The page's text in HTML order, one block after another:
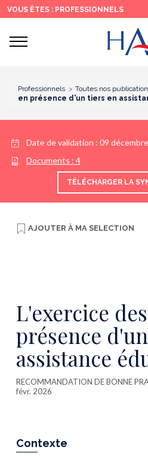
Recherche
Menu
principal
Contenu
principal
VOUS ÊTES : PROFESSIONNELS
Ouvrir
Professionnels Toutes nos
en présence d'un tiers en
Date de validation : 09
Documents : 4
TÉLÉCHARGER LA
AJOUTER À MA SELECTION
L'exercice
présence
assistance
RECOMMANDATION DE BONNE
févr. 2026
Contexte